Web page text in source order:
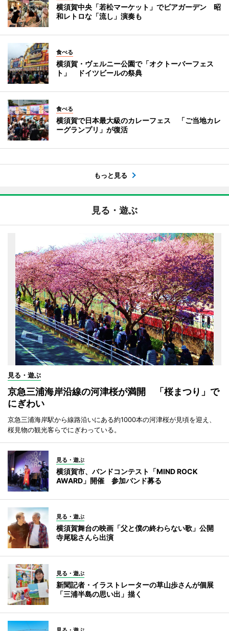
横須賀中央「若松マーケット」でビアガーデン 昭
和レトロな「流し」演奏も
食べる
横須賀・ヴェルニー公園で「オクトーバーフェス
ト」 ドイツビールの祭典
食べる
横須賀で日本最大級のカレーフェス 「ご当地カレ
ーグランプリ」が復活
もっと見る
見る・遊ぶ
見る・遊ぶ
京急三浦海岸沿線の河津桜が満開 「桜まつり」で
にぎわい
京急三浦海岸駅から線路沿いにある約1000本の河津桜が見頃を迎え、
桜見物の観光客らでにぎわっている。
見る・遊ぶ
横須賀市、バンドコンテスト「MIND ROCK
AWARD」開催 参加バンド募る
見る・遊ぶ
横須賀舞台の映画「父と僕の終わらない歌」公開
寺尾聡さんら出演
見る・遊ぶ
新聞記者・イラストレーターの草山歩さんが個展
「三浦半島の思い出」描く